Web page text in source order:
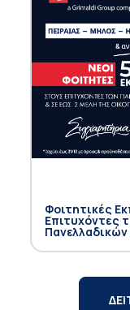
Φοιτητικές
Επιτυχόντες